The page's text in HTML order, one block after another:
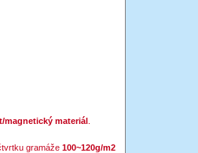
magnetický materiál.
gramáže100~120g/m2